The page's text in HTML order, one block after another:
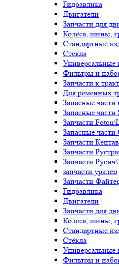
Гидравлика
Двигатели
Запчасти для
Колёса, шины,
Стандартные
Стёкла
Фильтры и
Запчасти к
Для ременных
Запасные части
Запасные части
Запчасти
Запасные части
Запчасти
Запчасти
Запчасти
запчасти уралец
Запчасти
Гидравлика
Двигатели
Запчасти для
Колёса, шины,
Стандартные
Стёкла
Фильтры и